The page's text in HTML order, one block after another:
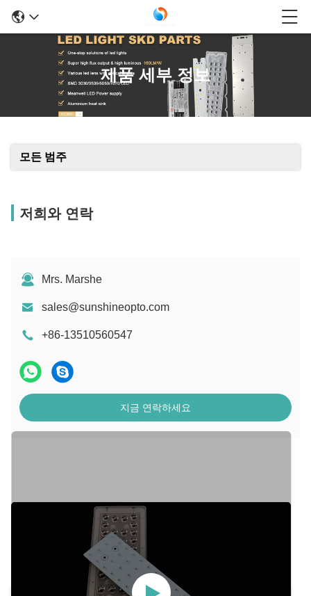
제품 세부 정보
모든 범주
저희와 연락
Mrs. Marshe
sales@sunshineopto.com
+86-13510560547
지금 연락하세요